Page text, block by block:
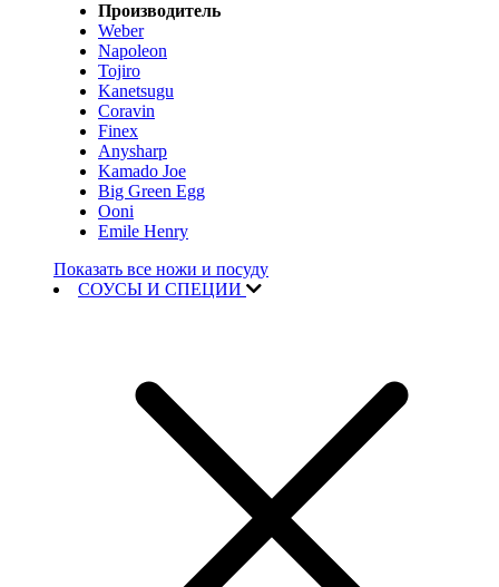
Производитель
Weber
Napoleon
Tojiro
Kanetsugu
Coravin
Finex
Anysharp
Kamado Joe
Big Green Egg
Ooni
Emile Henry
Показать все ножи и посуду
СОУСЫ И СПЕЦИИ